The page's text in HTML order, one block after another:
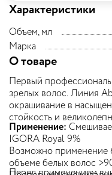
Характеристики
Объем, мл
Марка
О товаре
Первый
зрелых волос. Линия
окрашивание в
стойкость и
Применение:
IGORA Royal 9%
Возможно применение
объеме белых волос